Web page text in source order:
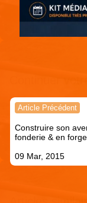
Navigation
l’article
Article Précédent
Construire son
fonderie & en forge
09 Mar, 2015